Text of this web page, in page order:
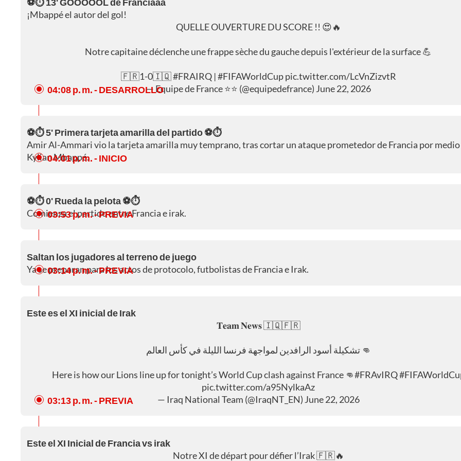
¡Mbappé el autor del gol!
QUELLE OUVERTURE DU SCORE !! 😍🔥
Notre capitaine déclenche une frappe sèche du gauche depuis l'extérieur de la surface 💪
🇫🇷1-0🇮🇶#FRAIRQ|#FIFAWorldCup pic.twitter.com/LcVnZizvtR
— Equipe de France ⭐⭐ (@equipedefrance) June 22, 2026
04:08 p. m.- DESARROLLO
⚽⏱️ 5' Primera tarjeta amarilla del partido ⚽⏱️
Amir Al-Ammari vio la tarjeta amarilla muy temprano, tras cortar un ataque prometedor de Francia por medio
Kylian Mbappé.
04:01 p. m.- INICIO
⚽⏱️ 0' Rueda la pelota ⚽⏱️
Comienza el partido entre Francia e irak.
03:53 p. m.- PREVIA
Saltan los jugadores al terreno de juego
Ya se preparan para los actos de protocolo, futbolistas de Francia e Irak.
03:14 p. m.- PREVIA
Este es el XI inicial de Irak
𝐓𝐞𝐚𝐦 𝐍𝐞𝐰𝐬 🇮🇶🇫🇷
تشكيلة أسود الرافدين لمواجهة فرنسا الليلة في كأس العالم 👊
Here is how our Lions line up for tonight’s World Cup clash against France 👊#FRAvIRQ
pic.twitter.com/a95NylkaAz
— Iraq National Team (@IraqNT_EN) June 22, 2026
03:13 p. m.- PREVIA
Este el XI Inicial de Francia vs irak
Notre XI de départ pour défier l’Irak 🇫🇷🔥